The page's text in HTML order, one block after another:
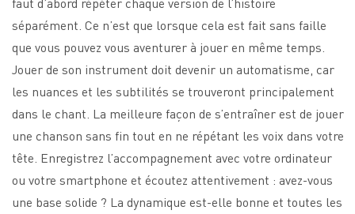
séparément. Ce n’est que lorsque cela est fait sans faille
que vous pouvez vous aventurer à jouer en même temps.
Jouer de son instrument doit devenir un automatisme, car
les nuances et les subtilités se trouveront principalement
dans le chant. La meilleure façon de s’entraîner est de jouer
une chanson sans fin tout en ne répétant les voix dans votre
tête. Enregistrez l’accompagnement avec votre ordinateur
ou votre smartphone et écoutez attentivement : avez-vous
une base solide ? La dynamique est-elle bonne et toutes les